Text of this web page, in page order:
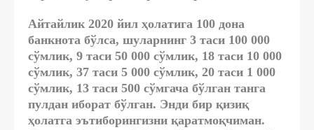
Айтайлик 2020 йил ҳолатига 100 дона
банкнота бўлса, шуларнинг 3 таси 100 000
сўмлик, 9 таси 50 000 сўмлик, 18 таси 10 000
сўмлик, 37 таси 5 000 сўмлик, 20 таси 1 000
сўмлик, 13 таси 500 сўмгача бўлган танга
пулдан иборат бўлган. Энди бир қизиқ
ҳолатга эътиборингизни қаратмоқчиман.